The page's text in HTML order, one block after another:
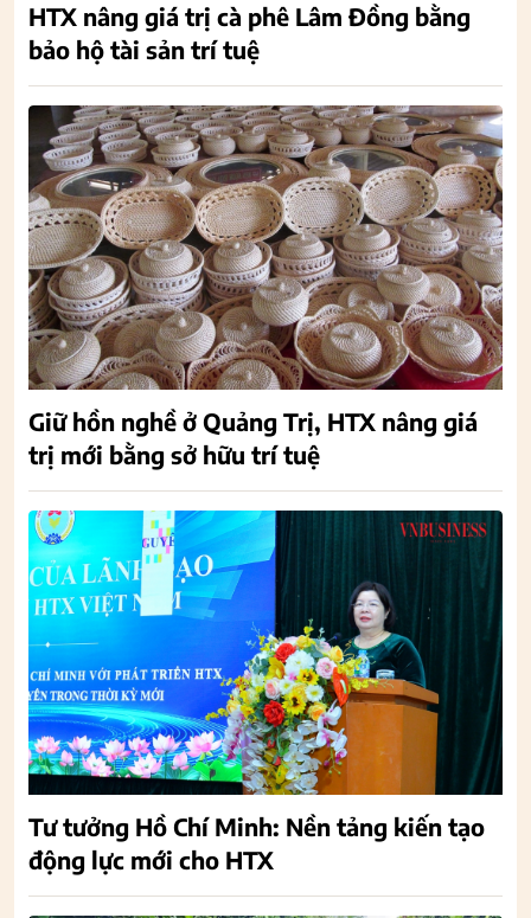
HTX nâng giá trị cà phê Lâm Đồng bằng
bảo hộ tài sản trí tuệ
Giữ hồn nghề ở Quảng Trị, HTX nâng giá
trị mới bằng sở hữu trí tuệ
Tư tưởng Hồ Chí Minh: Nền tảng kiến tạo
động lực mới cho HTX